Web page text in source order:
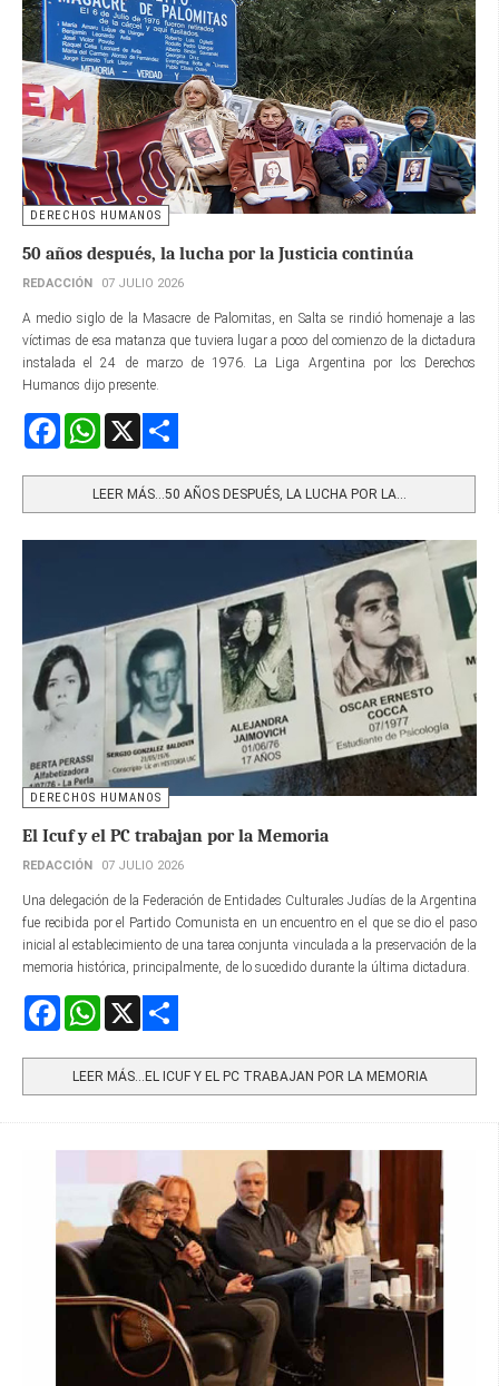
DERECHOS HUMANOS
50 años después, la lucha por la Justicia continúa
REDACCIÓN 07 JULIO 2026
A medio siglo de la Masacre de Palomitas, en Salta se rindió homenaje a las
víctimas de esa matanza que tuviera lugar a poco del comienzo de la dictadura
instalada el 24 de marzo de 1976. La Liga Argentina por los Derechos
Humanos dijo presente.
FacebookWhatsApp
LEER MÁS…50 AÑOS DESPUÉS, LA LUCHA POR LA...
DERECHOS HUMANOS
El Icuf y el PC trabajan por la Memoria
REDACCIÓN 07 JULIO 2026
Una delegación de la Federación de Entidades Culturales Judías de la Argentina
fue recibida por el Partido Comunista en un encuentro en el que se dio el paso
inicial al establecimiento de una tarea conjunta vinculada a la preservación de la
memoria histórica, principalmente, de lo sucedido durante la última dictadura.
FacebookWhatsApp
LEER MÁS…EL ICUF Y EL PC TRABAJAN POR LA MEMORIA